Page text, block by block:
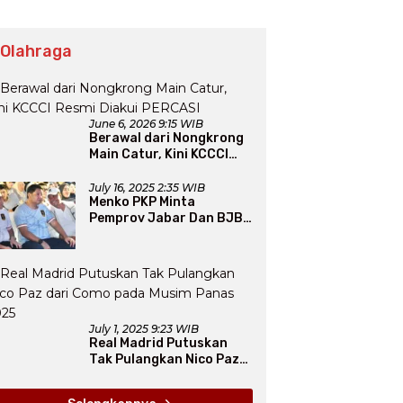
June 6, 2026 9:15 WIB
Berawal dari Nongkrong
Main Catur, Kini KCCCI
July 16, 2025 2:35 WIB
Menko PKP Minta
Pemprov Jabar Dan BJB
July 1, 2025 9:23 WIB
Real Madrid Putuskan
Tak Pulangkan Nico Paz
Panas 2025